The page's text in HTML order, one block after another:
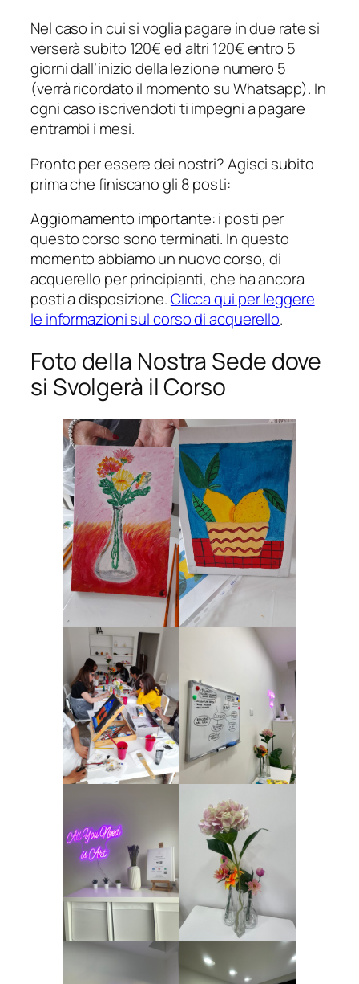
Nel caso in cui si voglia pagare in due rate si
verserà subito 120€ ed altri 120€ entro 5
giorni dall’inizio della lezione numero 5
(verrà ricordato il momento su Whatsapp). In
ogni caso iscrivendoti ti impegni a pagare
entrambi i mesi.
Pronto per essere dei nostri? Agisci subito
prima che finiscano gli 8 posti:
Aggiornamento importante: i posti per
questo corso sono terminati. In questo
momento abbiamo un nuovo corso, di
acquerello per principianti, che ha ancora
posti a disposizione.Clicca qui per leggere
le informazioni sul corso di acquerello.
Foto della Nostra Sede dove
si Svolgerà il Corso